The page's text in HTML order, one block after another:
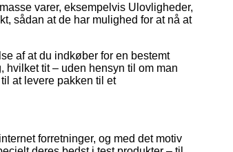
varer, eksempelvis Ulovligheder,
sådan at de har mulighed for at nå at
af at du indkøber for en bestemt
tit – uden hensyn til om man
at levere pakken til et
forretninger, og med det motiv